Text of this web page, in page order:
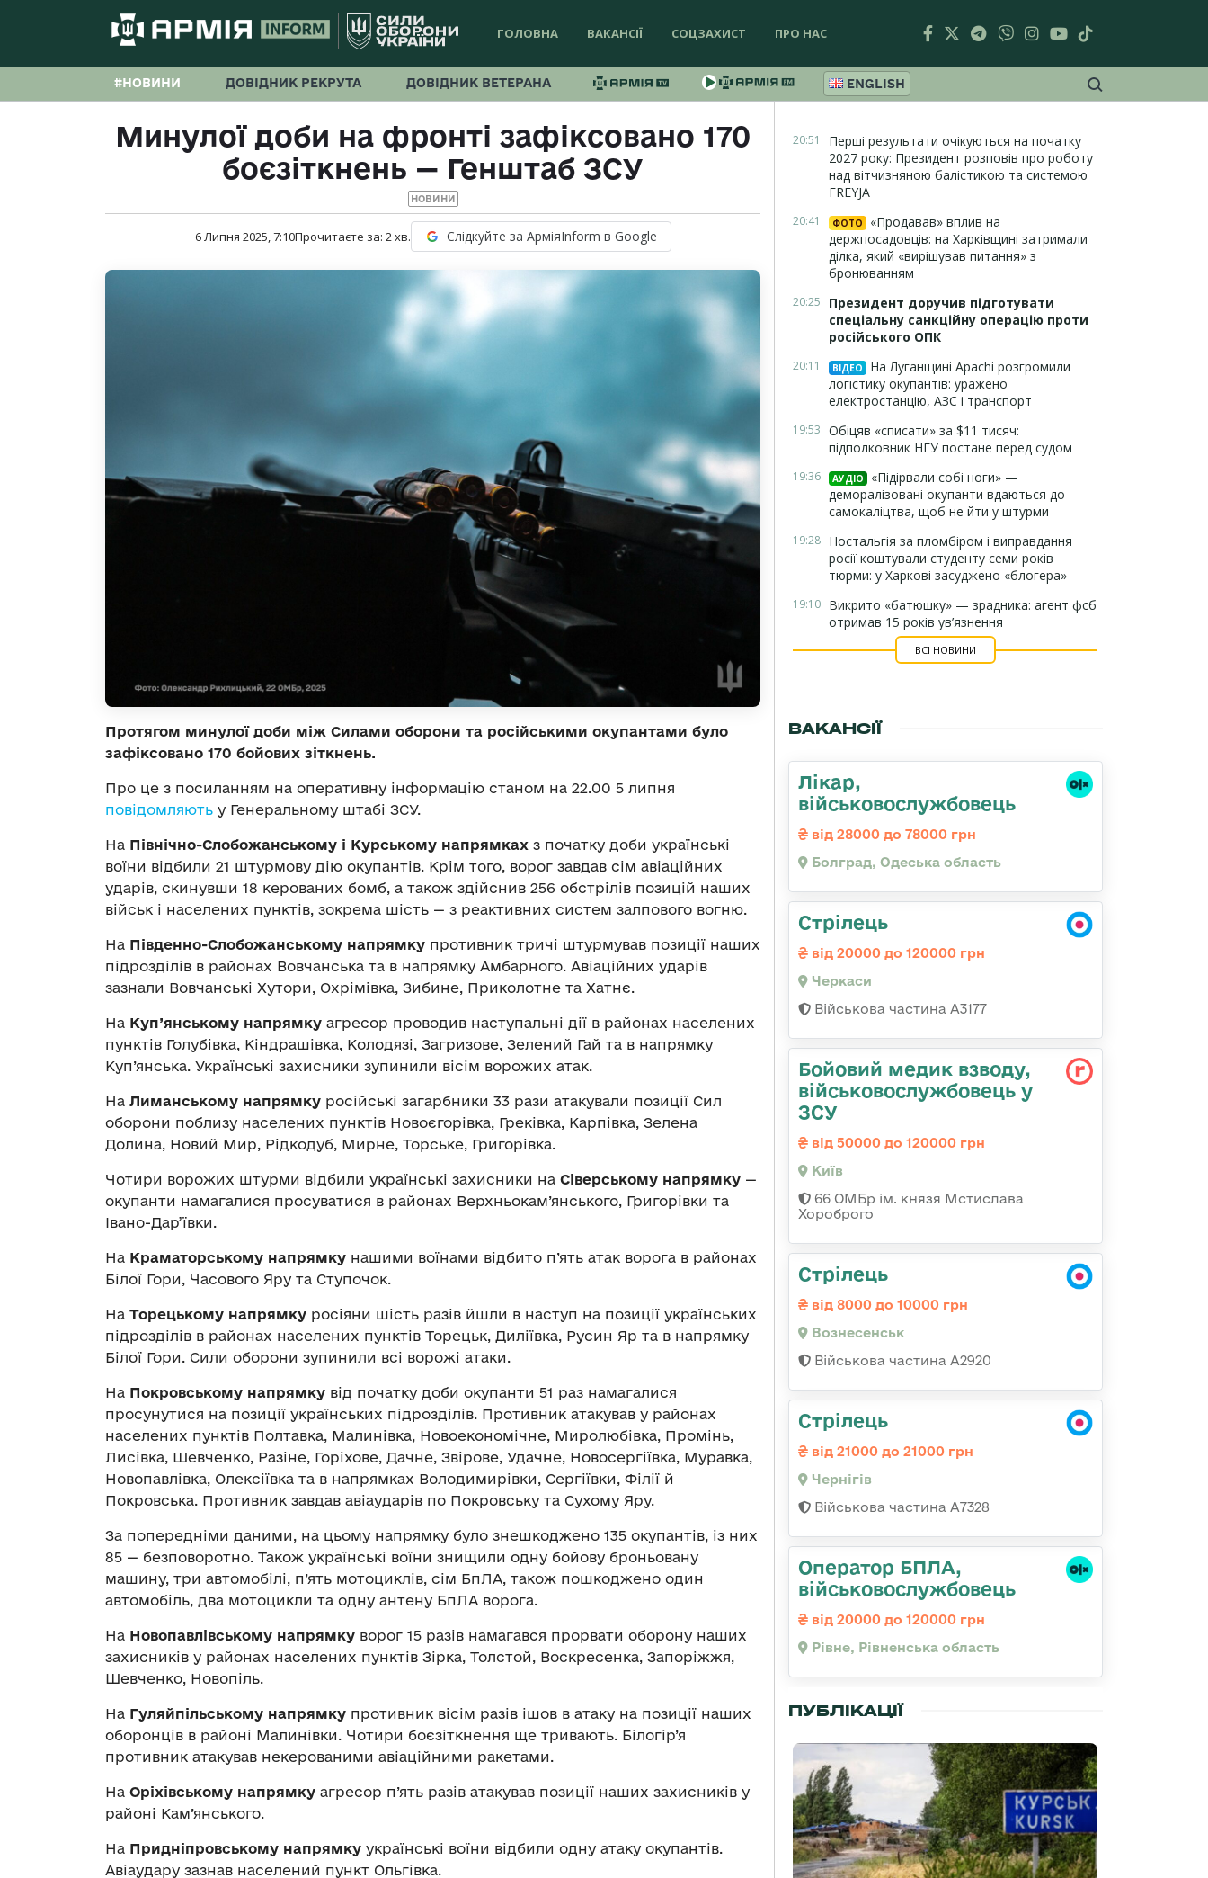
ГОЛОВНА ВАКАНСІЇ СОЦЗАХИСТ ПРО НАС
#НОВИНИ ДОВІДНИК РЕКРУТА ДОВІДНИК ВЕТЕРАНА ENGLISH
Минулої доби на фронті зафіксовано 170
боєзіткнень — Генштаб ЗСУ
НОВИНИ
6 Липня 2025, 7:10Прочитаєте за: 2хв. Слідкуйте за АрміяInform в Google
Протягом минулої доби між Силами оборони та російськими окупантами було
зафіксовано 170 бойових зіткнень.
Про це з посиланням на оперативну інформацію станом на 22.00 5 липня
повідомляють у Генеральному штабі ЗСУ.
На Північно-Слобожанському і Курському напрямках з початку доби українські
воїни відбили 21 штурмову дію окупантів. Крім того, ворог завдав сім авіаційних
ударів, скинувши 18 керованих бомб, а також здійснив 256 обстрілів позицій наших
військ і населених пунктів, зокрема шість — з реактивних систем залпового вогню.
На Південно-Слобожанському напрямку противник тричі штурмував позиції наших
підрозділів в районах Вовчанська та в напрямку Амбарного. Авіаційних ударів
зазнали Вовчанські Хутори, Охрімівка, Зибине, Приколотне та Хатнє.
На Куп’янському напрямку агресор проводив наступальні дії в районах населених
пунктів Голубівка, Кіндрашівка, Колодязі, Загризове, Зелений Гай та в напрямку
Куп’янська. Українські захисники зупинили вісім ворожих атак.
На Лиманському напрямку російські загарбники 33 рази атакували позиції Сил
оборони поблизу населених пунктів Новоєгорівка, Греківка, Карпівка, Зелена
Долина, Новий Мир, Рідкодуб, Мирне, Торське, Григорівка.
Чотири ворожих штурми відбили українські захисники на Сіверському напрямку —
окупанти намагалися просуватися в районах Верхньокам’янського, Григорівки та
Івано-Дар’ївки.
На Краматорському напрямку нашими воїнами відбито п’ять атак ворога в районах
Білої Гори, Часового Яру та Ступочок.
На Торецькому напрямку росіяни шість разів йшли в наступ на позиції українських
підрозділів в районах населених пунктів Торецьк, Диліївка, Русин Яр та в напрямку
Білої Гори. Сили оборони зупинили всі ворожі атаки.
На Покровському напрямку від початку доби окупанти 51 раз намагалися
просунутися на позиції українських підрозділів. Противник атакував у районах
населених пунктів Полтавка, Малинівка, Новоекономічне, Миролюбівка, Промінь,
Лисівка, Шевченко, Разіне, Горіхове, Дачне, Звірове, Удачне, Новосергіївка, Муравка,
Новопавлівка, Олексіївка та в напрямках Володимирівки, Сергіївки, Філії й
Покровська. Противник завдав авіаударів по Покровську та Сухому Яру.
За попередніми даними, на цьому напрямку було знешкоджено 135 окупантів, із них
85 — безповоротно. Також українські воїни знищили одну бойову броньовану
машину, три автомобілі, п’ять мотоциклів, сім БпЛА, також пошкоджено один
автомобіль, два мотоцикли та одну антену БпЛА ворога.
На Новопавлівському напрямку ворог 15 разів намагався прорвати оборону наших
захисників у районах населених пунктів Зірка, Толстой, Воскресенка, Запоріжжя,
Шевченко, Новопіль.
На Гуляйпільському напрямку противник вісім разів ішов в атаку на позиції наших
оборонців в районі Малинівки. Чотири боєзіткнення ще тривають. Білогір’я
противник атакував некерованими авіаційними ракетами.
На Оріхівському напрямку агресор п’ять разів атакував позиції наших захисників у
районі Кам’янського.
На Придніпровському напрямку українські воїни відбили одну атаку окупантів.
Авіаудару зазнав населений пункт Ольгівка.
20:51
Перші результати очікуються на початку
2027 року: Президент розповів про роботу
над вітчизняною балістикою та системою
FREYJA
20:41 ФОТО
«Продавав» вплив на
держпосадовців: на Харківщині затримали
ділка, який «вирішував питання» з
бронюванням
20:25
Президент доручив підготувати
спеціальну санкційну операцію проти
російського ОПК
20:11 ВІДЕО
На Луганщині Apachi розгромили
логістику окупантів: уражено
електростанцію, АЗС і транспорт
19:53 Обіцяв «списати» за $11 тисяч:
підполковник НГУ постане перед судом
19:36 АУДІО
«Підірвали собі ноги» —
деморалізовані окупанти вдаються до
самокаліцтва, щоб не йти у штурми
19:28 Ностальгія за пломбіром і виправдання
росії коштували студенту семи років
тюрми: у Харкові засуджено «блогера»
19:10 Викрито «батюшку» — зрадника: агент фсб
отримав 15 років ув’язнення
ВСІ НОВИНИ
ВАКАНСІЇ
Лікар,
військовослужбовець
від 28000 до 78000 грн
Болград, Одеська область
Стрілець
від 20000 до 120000 грн
Черкаси
Військова частина А3177
Бойовий медик взводу,
військовослужбовець у
ЗСУ
від 50000 до 120000 грн
Київ
66 ОМБр ім. князя Мстислава
Хороброго
Стрілець
від 8000 до 10000 грн
Вознесенськ
Військова частина А2920
Стрілець
від 21000 до 21000 грн
Чернігів
Військова частина А7328
Оператор БПЛА,
військовослужбовець
від 20000 до 120000 грн
Рівне, Рівненська область
ПУБЛІКАЦІЇ